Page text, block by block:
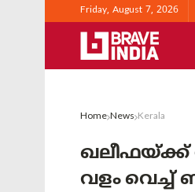
Friday, August 7, 2026
Home News Kerala
ഖലീഫയ്ക്ക്
വളം വെച്ച്